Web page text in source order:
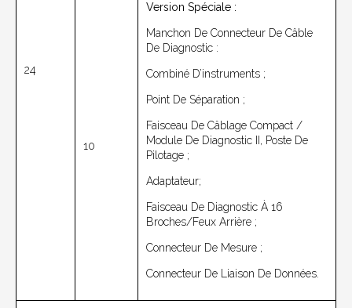
24
10
Version Spéciale :
Manchon De Connecteur De Câble
De Diagnostic :
Combiné D’instruments ;
Point De Séparation ;
Faisceau De Câblage Compact /
Module De Diagnostic II, Poste De
Pilotage ;
Adaptateur;
Faisceau De Diagnostic À 16
Broches/feux Arrière ;
Connecteur De Mesure ;
Connecteur De Liaison De Données.